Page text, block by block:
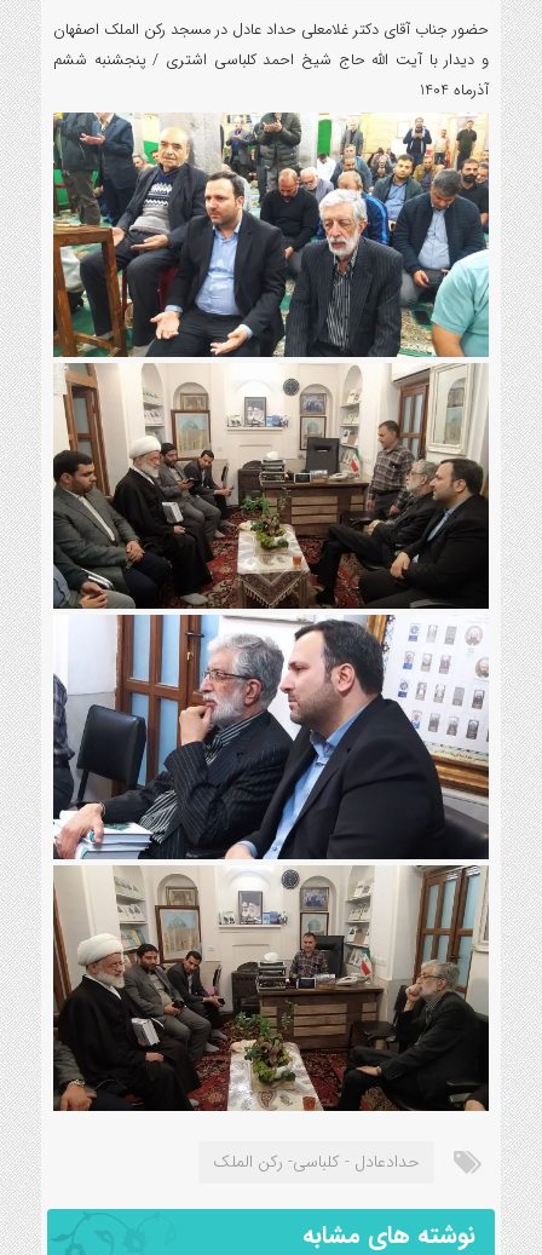
حضور جناب آقای دکتر غلامعلی حداد عادل در مسجد رکن الملک اصفهان
و دیدار با آیت الله حاج شیخ احمد کلباسی اشتری / پنجشنبه ششم
آذرماه 1404
حدادعادل - کلباسی- رکن الملک
نوشته های مشابه